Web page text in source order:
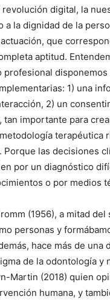
digital, la
a la dignidad de la
que
aptitud.
disponemos
1) una
2) un
importante para
terapéutica
las decisiones
por un diagnóstico
o por medios
(1956), a mitad
personas y
hace más de
de la odontología
Martin (2018) quien
humana, y